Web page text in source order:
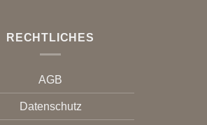
RECHTLICHES
AGB
Datenschutz